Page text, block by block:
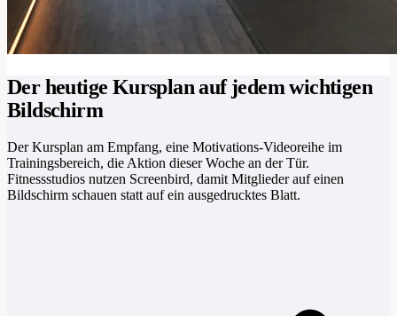
Der heutige Kursplan auf jedem wichtigen
Bildschirm
Der Kursplan am Empfang, eine Motivations-Videoreihe im
Trainingsbereich, die Aktion dieser Woche an der Tür.
Fitnessstudios nutzen Screenbird, damit Mitglieder auf einen
Bildschirm schauen statt auf ein ausgedrucktes Blatt.